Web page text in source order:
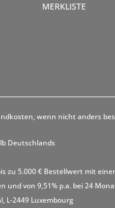
MERKLISTE
, wenn nicht anders
Deutschlands
5.000 € Bestellwert mit
von 9,51% p.a. bei 24
L-2449 Luxembourg